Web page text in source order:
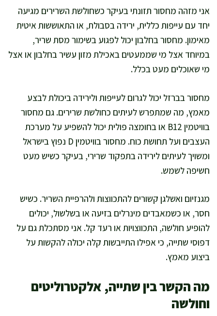
אני מזהה מחסור תזונתי בעיקר כשחולשת השרירים מגיעה
יחד עם עייפות כללית, ירידה בסבולת, או התאוששות איטית
מאימון. מחסור בחלבון יכול לפגוע בשימור מסת שריר,
במיוחד אצל מי שממעטים באכילת מזון עשיר בחלבון או אצל
מי שאוכלים מעט בכלל.
מחסור בברזל יכול לגרום לעייפות ולירידה ביכולת לבצע
מאמץ, מה שמתפרש לעיתים כחולשת שרירים. גם מחסור
בוויטמין B12 או בחומצה פולית יכול להשפיע על מערכת
העצבים ועל תחושת כוח. מחסור בוויטמין D נפוץ בישראל
ומשויך לעיתים לירידה בתפקוד שרירי, בעיקר כשיש מעט
חשיפה לשמש.
מגנזיום ואשלגן קשורים להתכווצות ולהרפיית השריר. כשיש
חסר, או כשמאבדים מינרלים בזיעה או בשלשול, יכולים
להופיע חולשה, התכווצויות או רעד קל. אני מסתכלת גם על
דפוסי שתייה, כי אפילו התייבשות קלה יכולה להקשות על
ביצוע מאמץ.
מה הקשר בין שתייה, אלקטרוליטים
וחולשה